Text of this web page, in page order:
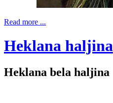
Read more ...
Heklana haljina
Heklana bela haljina